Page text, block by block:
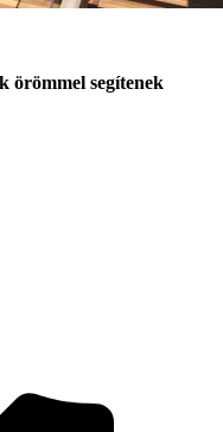
örömmel segítenek